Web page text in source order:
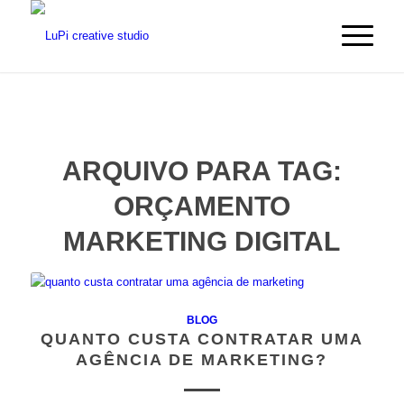
ARQUIVO PARA TAG:
ORÇAMENTO
MARKETING DIGITAL
BLOG
QUANTO CUSTA CONTRATAR UMA
AGÊNCIA DE MARKETING?